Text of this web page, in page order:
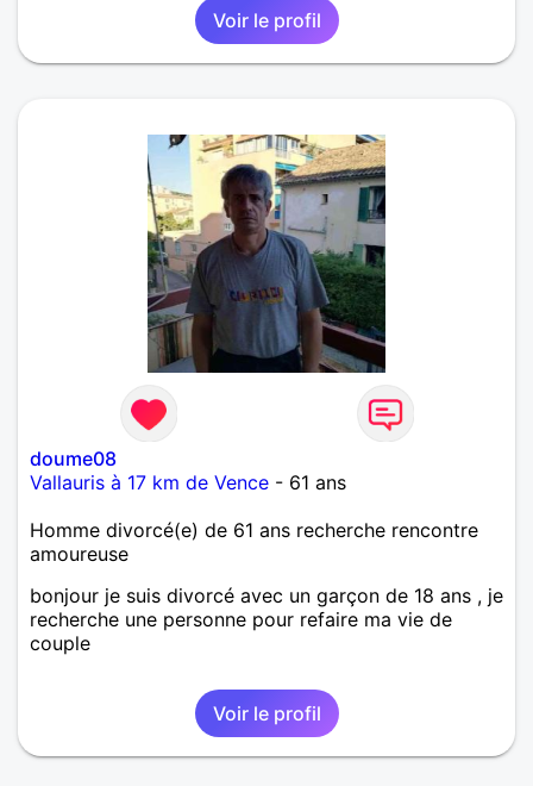
Voir le profil
doume08
Vallauris à 17 km de Vence - 61 ans
Homme divorcé(e) de 61 ans recherche rencontre
amoureuse
bonjour je suis divorcé avec un garçon de 18 ans , je
recherche une personne pour refaire ma vie de
couple
Voir le profil